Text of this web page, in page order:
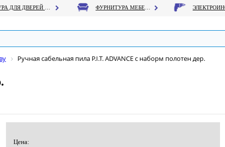
Ручная сабельная пила P.I.T. ADVANCE c наборм полотен дер.
Цена: